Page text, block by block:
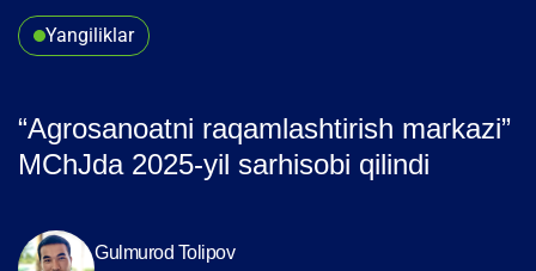
Yangiliklar
“Agrosanoatni raqamlashtirish markazi”
MChJda 2025-yil sarhisobi qilindi
Gulmurod Tolipov